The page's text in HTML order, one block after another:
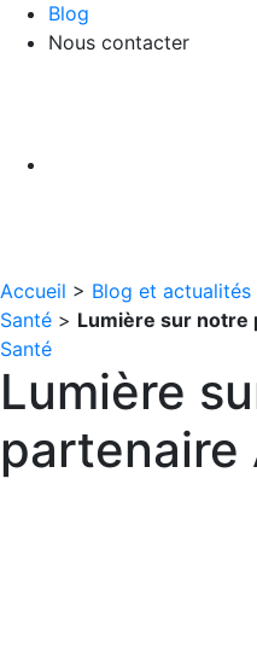
Blog
Nous contacter
Accueil > Blog et
Santé > Lumière sur notre
Santé
Lumière
partenaire